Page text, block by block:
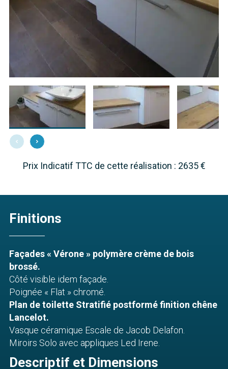
Prix Indicatif TTC de cette réalisation : 2635 €
Finitions
Façades « Vérone » polymère crème de bois
brossé.
Côté visible idem façade.
Poignée « Flat » chromé.
Plan de toilette Stratifié postformé finition chêne
Lancelot.
Vasque céramique Escale de Jacob Delafon.
Miroirs Solo avec appliques Led Irene.
Descriptif et Dimensions